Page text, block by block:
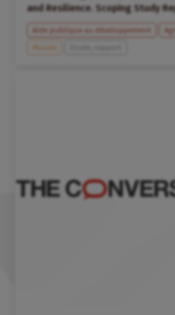
and Resilience. Scoping Study
Aide publique au développement
Monde